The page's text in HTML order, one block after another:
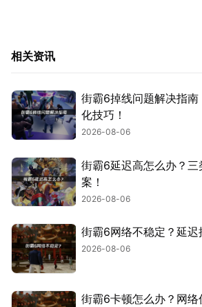
相关资讯
街霸6掉线问题解决指
化技巧！
2026-08-06
街霸6延迟高怎么办？
案！
2026-08-06
街霸6网络不稳定？延迟
2026-08-06
街霸6卡顿怎么办？网络